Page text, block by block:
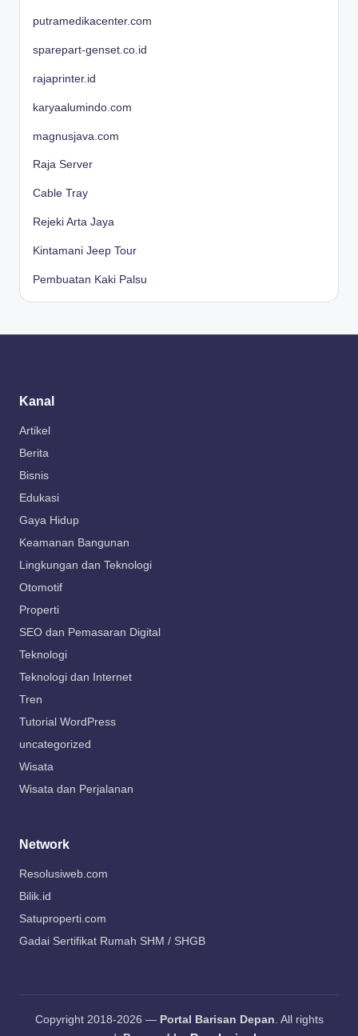
putramedikacenter.com
sparepart-genset.co.id
rajaprinter.id
karyaalumindo.com
magnusjava.com
Raja Server
Cable Tray
Rejeki Arta Jaya
Kintamani Jeep Tour
Pembuatan Kaki Palsu
Kanal
Artikel
Berita
Bisnis
Edukasi
Gaya Hidup
Keamanan Bangunan
Lingkungan dan Teknologi
Otomotif
Properti
SEO dan Pemasaran Digital
Teknologi
Teknologi dan Internet
Tren
Tutorial WordPress
uncategorized
Wisata
Wisata dan Perjalanan
Network
Resolusiweb.com
Bilik.id
Satuproperti.com
Gadai Sertifikat Rumah SHM / SHGB
Copyright 2018-2026 — Portal Barisan Depan . All rights